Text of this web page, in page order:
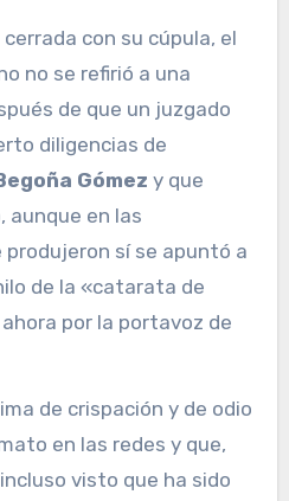
con su cúpula, el
no se refirió a una
de que un juzgado
diligencias de
Gómez y que
aunque en las
sí se apuntó a
de la «catarata de
por la portavoz de
de crispación y de odio
en las redes y que,
visto que ha sido